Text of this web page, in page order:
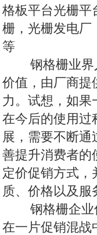
格板平台光栅平
栅，光栅发电厂
等
钢格栅业界人
价值，由厂商提
力。试想，如果
在今后的使用过
展，需要不断
善提升消费者的
定价促销方式，
质、价格以及服
钢格栅企业促
在一片促销混战